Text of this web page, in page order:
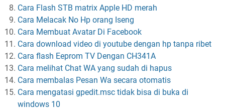
Cara Flash STB matrix Apple HD merah
Cara Melacak No Hp orang Iseng
Cara Membuat Avatar Di Facebook
Cara download video di youtube dengan hp tanpa ribet
Cara flash Eeprom TV Dengan CH341A
Cara melihat Chat WA yang sudah di hapus
Cara membalas Pesan Wa secara otomatis
Cara mengatasi gpedit.msc tidak bisa di buka di
windows 10